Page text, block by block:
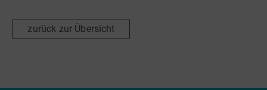
zurück zur Übersicht